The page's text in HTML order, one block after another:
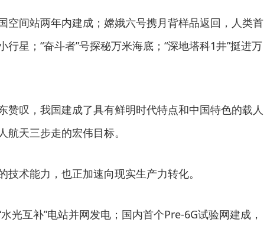
间站两年内建成；嫦娥六号携月背样品返回，人类首
行星；“奋斗者”号探秘万米海底；“深地塔科1井”挺进万
叹，我国建成了具有鲜明时代特点和中国特色的载人
天三步走的宏伟目标。
术能力，也正加速向现实生产力转化。
互补”电站并网发电；国内首个Pre-6G试验网建成，